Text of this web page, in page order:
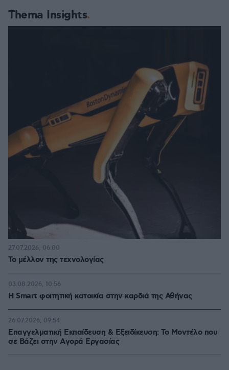
Thema Insights
Το μέλλον της τεχνολογίας
27.07.2026, 06:00
Η Smart φοιτητική κατοικία στην καρδιά της Αθήνας
03.08.2026, 10:56
Επαγγελματική Εκπαίδευση & Εξειδίκευση: Το Mοντέλο που
σε Bάζει στην Aγορά Eργασίας
26.07.2026, 09:54